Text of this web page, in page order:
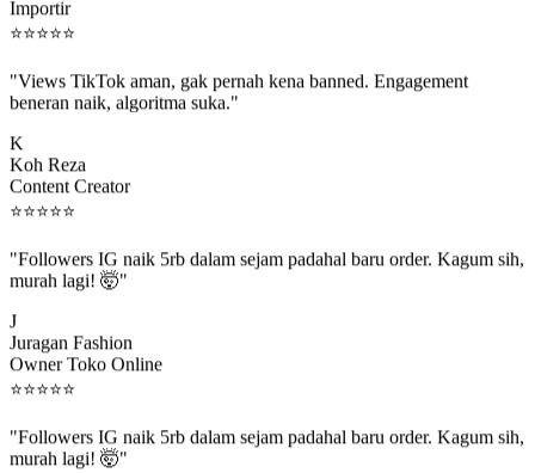
⭐⭐⭐⭐⭐
beneran naik, algoritma suka."
Koh Reza
Content Creator
⭐⭐⭐⭐⭐
murah lagi! 🤯"
Juragan Fashion
Owner Toko Online
⭐⭐⭐⭐⭐
murah lagi! 🤯"